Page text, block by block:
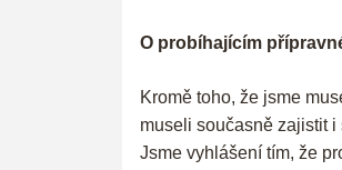
O probíhajícím
Kromě toho, že jsme
museli současně zajistit
Jsme vyhlášení tím, že